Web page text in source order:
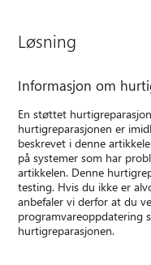
Løsning
Informasjon om
En støttet
hurtigreparasjonen er
beskrevet i denne
på systemer som har
artikkelen. Denne
testing. Hvis du ikke er
anbefaler vi derfor at du
programvareoppdatering
hurtigreparasjonen.